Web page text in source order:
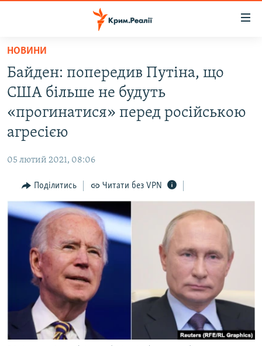
Перейти
основного
матеріалу
до
основної
Перейти
пошуку
ВОДА.КРИМ
ПОЛІТИКА
ІНТЕРВ'Ю
ВСЕ ЗА ДЕНЬ
СПЕЦПРОЕКТИ
ДЕПОРТАЦІЯ
ВІДЕОУРОКИ «ELIFBE»
СВІДЧЕННЯ ОКУПАЦІЇ
УКРАЇНСЬКА ПРОБЛЕМА КРИМУ
ІНФОГРАФІКА
ЯК ОБІЙТИ БЛОКУВАННЯ
Русский
Qırımtatar
ДОЛУЧАЙСЯ!
НОВИНИ
Байден: попередив Путіна, що
США більше не будуть
«прогинатися» перед російською
агресією
05 лютий 2021, 08:06
Поділитись Читати без VPN